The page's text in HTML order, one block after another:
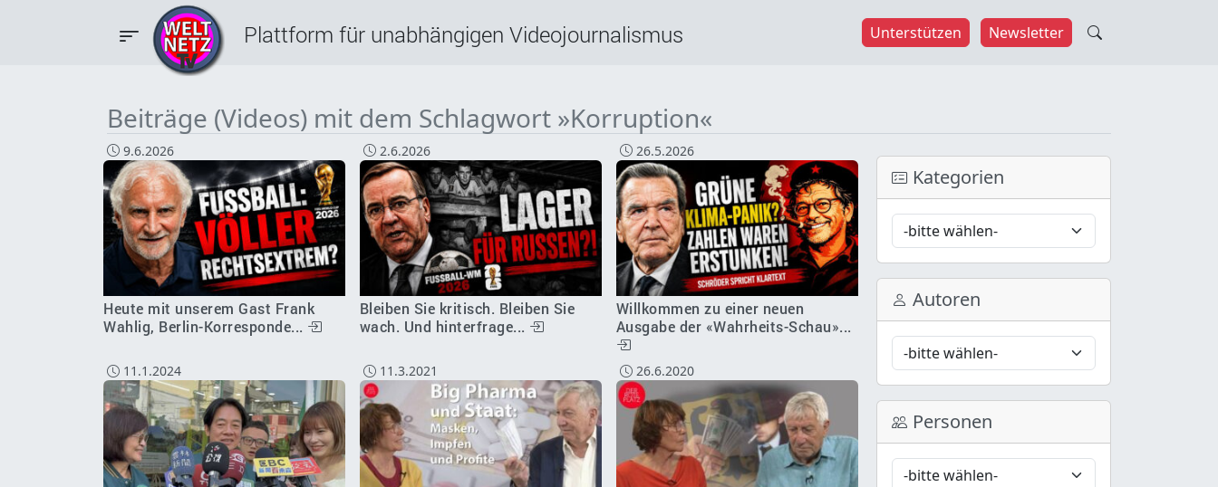
Plattform für unabhängigen Videojournalismus Unterstützen Newsletter
Beiträge (Videos) mit dem Schlagwort »Korruption«
9.6.2026
Heute mit unserem Gast Frank
Wahlig, Berlin-Korresponde...
2.6.2026
Bleiben Sie kritisch. Bleiben Sie
wach. Und hinterfrage...
26.5.2026
Willkommen zu einer neuen
Ausgabe der «Wahrheits-Schau»...
11.1.2024 11.3.2021 26.6.2020
Kategorien
Autoren
Personen